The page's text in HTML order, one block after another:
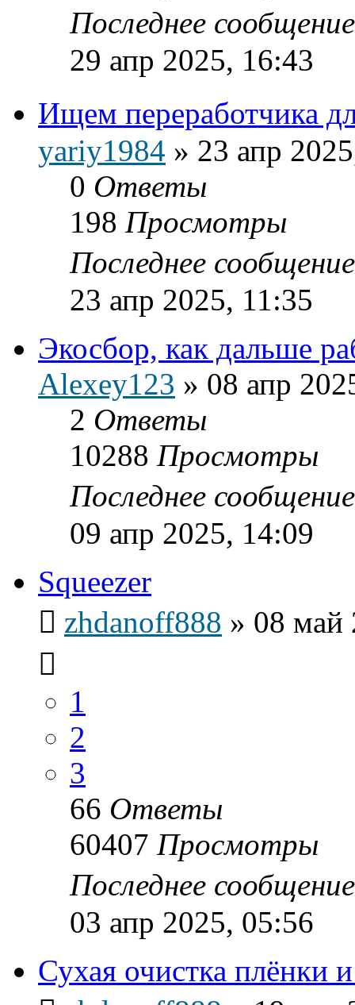
Последнее
29 апр 2025, 16:43
Ищем переработчика
yariy1984 » 23 апр
0 Ответы
198 Просмотры
Последнее
23 апр 2025, 11:35
Экосбор, как дальше
Alexey123 » 08 апр
2 Ответы
10288 Просмотры
Последнее
09 апр 2025, 14:09
Squeezer
zhdanoff888 » 08 май
1
2
3
66 Ответы
60407 Просмотры
Последнее
03 апр 2025, 05:56
Сухая очистка плёнки